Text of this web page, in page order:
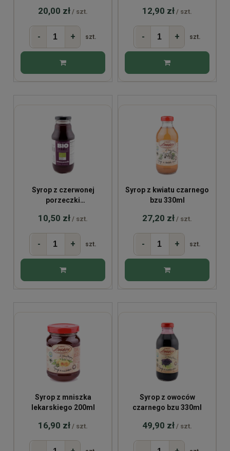
20,00 zł / szt.
- + szt.
12,90 zł / szt.
- + szt.
Syrop z czerwonej
porzeczki
330ml
10,50 zł / szt.
- + szt.
Syrop z kwiatu czarnego
bzu 330ml
27,20 zł / szt.
- + szt.
Syrop z mniszka
lekarskiego 200ml
16,90 zł / szt.
Syrop z owoców
czarnego bzu 330ml
49,90 zł / szt.